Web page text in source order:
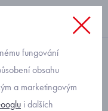
Mayoral
fungování
obsahu
a marketingovým
i dalších